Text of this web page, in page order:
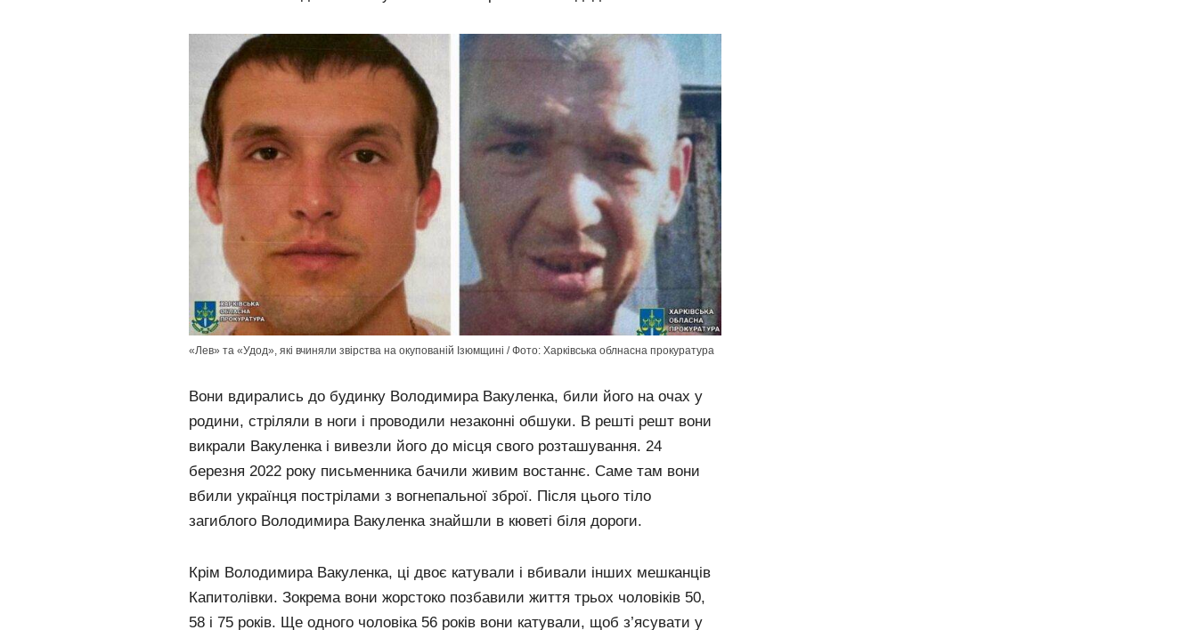
«Лев» та «Удод», які вчиняли звірства на окупованій Ізюмщині / Фото: Харківська облнасна прокуратура
Вони вдирались до будинку Володимира Вакуленка, били його на очах у
родини, стріляли в ноги і проводили незаконні обшуки. В решті решт вони
викрали Вакуленка і вивезли його до місця свого розташування. 24
березня 2022 року письменника бачили живим востаннє. Саме там вони
вбили українця пострілами з вогнепальної зброї. Після цього тіло
загиблого Володимира Вакуленка знайшли в кюветі біля дороги.
Крім Володимира Вакуленка, ці двоє катували і вбивали інших мешканців
Капитолівки. Зокрема вони жорстоко позбавили життя трьох чоловіків 50,
58 і 75 років. Ще одного чоловіка 56 років вони катували, щоб з’ясувати у